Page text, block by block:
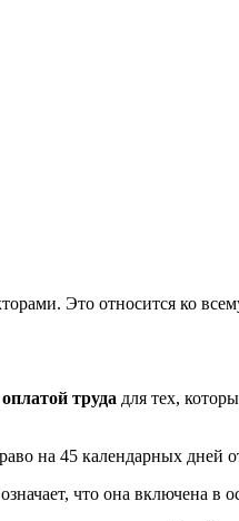
Это относится ко
труда для тех,
на 45 календарных дней
что она включена в